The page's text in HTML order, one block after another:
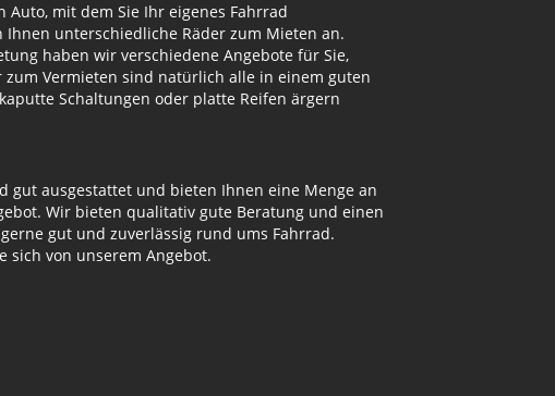
mit dem Sie Ihr eigenes Fahrrad
unterschiedliche Räder zum Mieten an.
haben wir verschiedene Angebote für Sie,
Vermieten sind natürlich alle in einem guten
Schaltungen oder platte Reifen ärgern
gut ausgestattet und bieten Ihnen eine Menge an
Wir bieten qualitativ gute Beratung und einen
gut und zuverlässig rund ums Fahrrad.
sich von unserem Angebot.